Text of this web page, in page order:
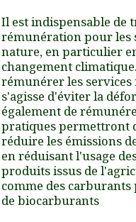
Il est indispensable de
rémunération pour les
nature, en particulier
changement
rémunérer les
s'agisse d'éviter la
également de
pratiques permettront
réduire les émissions
en réduisant l'usage
produits issus de
comme des
de biocarburants